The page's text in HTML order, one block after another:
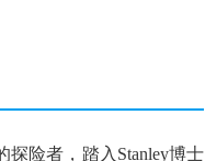
险者，踏入Stanley博士